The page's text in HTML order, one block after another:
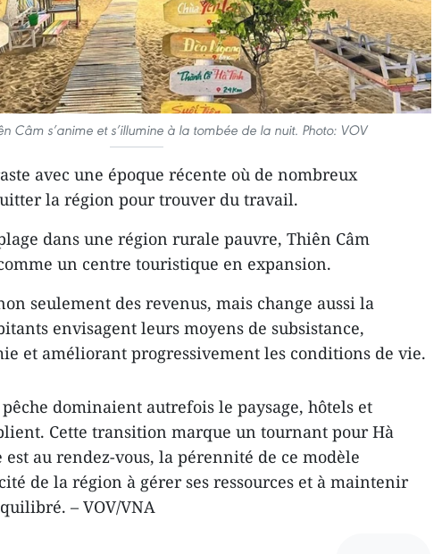
Câm s’anime et s’illumine à la tombée de la nuit. Photo: VOV
avec une époque récente où de nombreux
la région pour trouver du travail.
dans une région rurale pauvre, Thiên Câm
un centre touristique en expansion.
seulement des revenus, mais change aussi la
envisagent leurs moyens de subsistance,
et améliorant progressivement les conditions de vie.
dominaient autrefois le paysage, hôtels et
Cette transition marque un tournant pour Hà
au rendez-vous, la pérennité de ce modèle
de la région à gérer ses ressources et à maintenir
– VOV/VNA